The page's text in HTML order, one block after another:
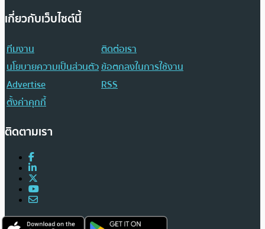
เกี่ยวกับเว็บไซต์นี้
ทีมงาน
ติดต่อเรา
นโยบายความเป็นส่วนตัวข้อตกลงในการใช้งาน
Advertise
RSS
ตั้งค่าคุกกี้
ติดตามเรา